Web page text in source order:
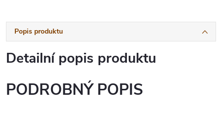
Popis produktu
Detailní popis produktu
PODROBNÝ POPIS